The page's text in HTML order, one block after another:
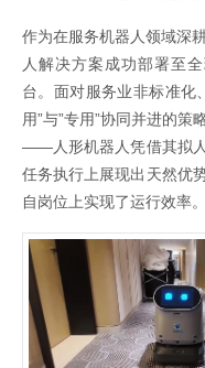
作为在服务机器人领域深
人解决方案成功部署至
台。面对服务业非标准化
用”与”专用”协同并进的
——人形机器人凭借其拟
任务执行上展现出天然优
自岗位上实现了运行效率。